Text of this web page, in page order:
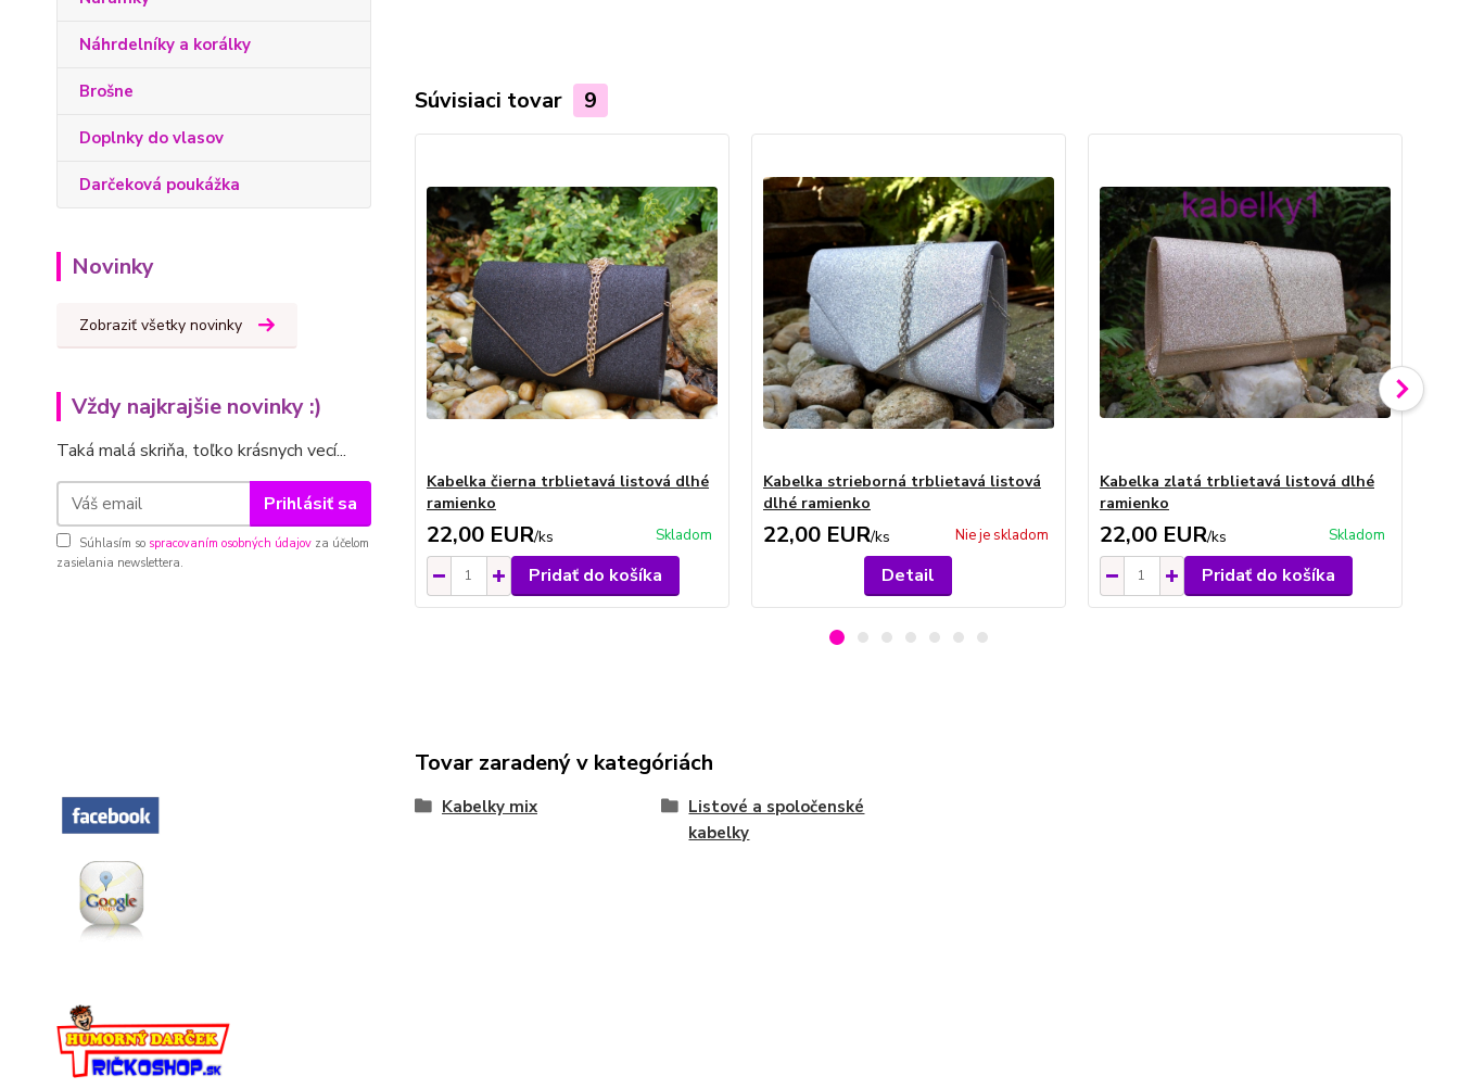
Náhrdelníky a korálky
Brošne
Doplnky do vlasov
Darčeková poukážka
Novinky
Zobraziť všetky novinky
Vždy najkrajšie novinky :)
Taká malá skriňa, toľko krásnych vecí...
Prihlásiť sa
Súhlasím so spracovaním osobných údajov za účelom
zasielania newslettera.
Súvisiaci tovar 9
Kabelka čierna trblietavá listová dlhé
ramienko
22,00 EUR/ks Skladom
Pridať do košíka
Kabelka strieborná trblietavá listová
dlhé ramienko
22,00 EUR/ks Nie je skladom
Detail
Kabelka zlatá trblietavá listová dlhé
ramienko
22,00 EUR/ks Skladom
Pridať do košíka
Tovar zaradený v kategóriách
Kabelky mix
Listové a spoločenské
kabelky